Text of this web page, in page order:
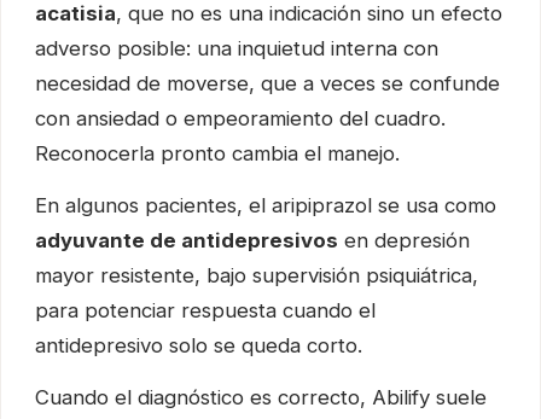
acatisia, que no es una indicación sino un efecto
adverso posible: una inquietud interna con
necesidad de moverse, que a veces se confunde
con ansiedad o empeoramiento del cuadro.
Reconocerla pronto cambia el manejo.
En algunos pacientes, el aripiprazol se usa como
adyuvante de antidepresivos en depresión
mayor resistente, bajo supervisión psiquiátrica,
para potenciar respuesta cuando el
antidepresivo solo se queda corto.
Cuando el diagnóstico es correcto, Abilify suele